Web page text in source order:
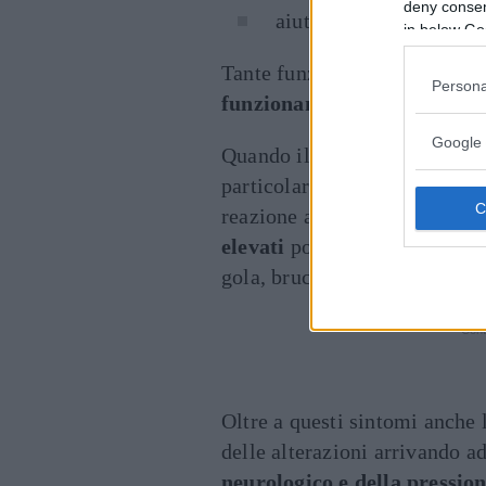
deny
in below
Google
aiutare nella
Tante funzioni che la rendono
funzionamento
Quando il nostro corpo entra
particolarmente sensibile,
reazione all’aggressione
elevati possono
gola, bruciori o
Oltre a questi sintomi anche
delle alterazioni arrivando